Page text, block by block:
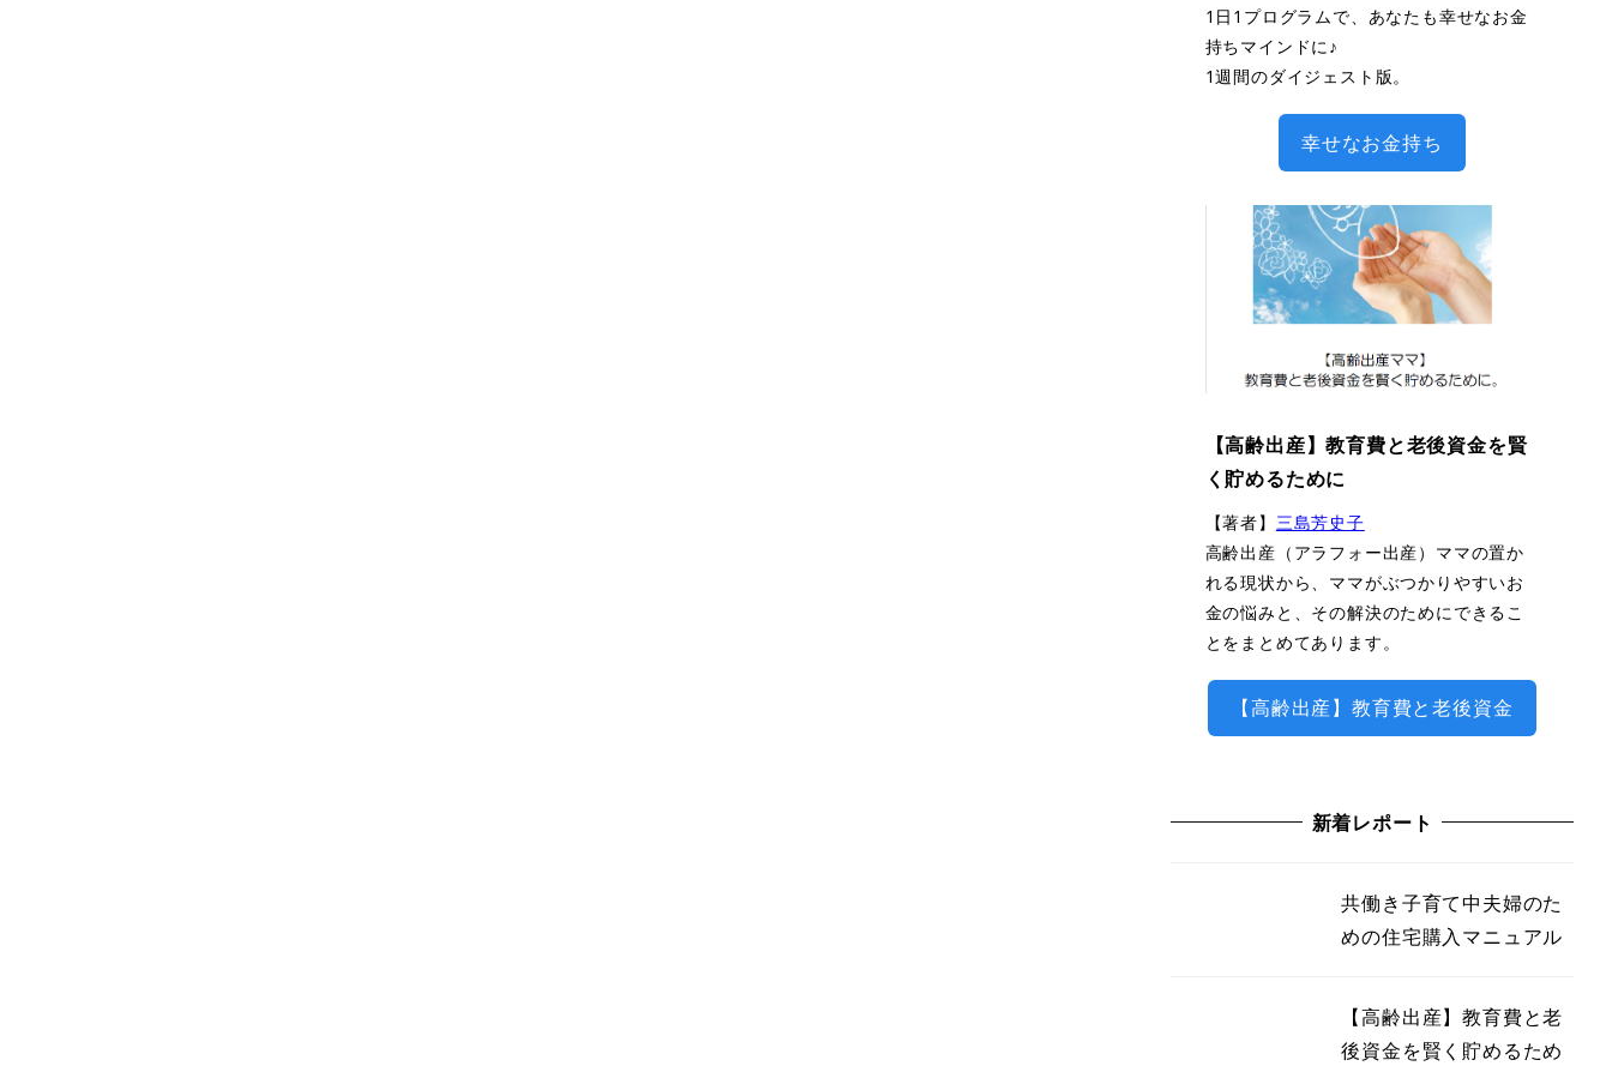
1日1プログラムで、あなたも幸せなお金
持ちマインドに♪
1週間のダイジェスト版。
幸せなお金持ち
【高齢出産】教育費と老後資金を賢
く貯めるために
【著者】 三島芳史子
高齢出産（アラフォー出産）ママの置か
れる現状から、ママがぶつかりやすいお
金の悩みと、その解決のためにできるこ
とをまとめてあります。
【高齢出産】教育費と老後資金
新着レポート
共働き子育て中夫婦のた
めの住宅購入マニュアル
【高齢出産】教育費と老
後資金を賢く貯めるため